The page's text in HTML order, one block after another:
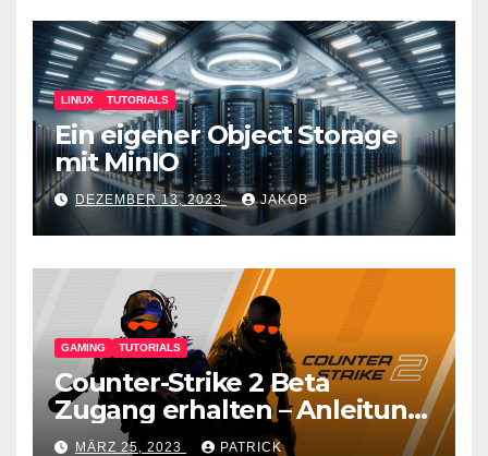
LINUX TUTORIALS
Ein eigener Object Storage
mit MinIO
DEZEMBER 13, 2023 JAKOB
GAMING TUTORIALS
Counter-Strike 2 Beta
Zugang erhalten – Anleitung
für den CS GO Nachfolger
MÄRZ 25, 2023 PATRICK